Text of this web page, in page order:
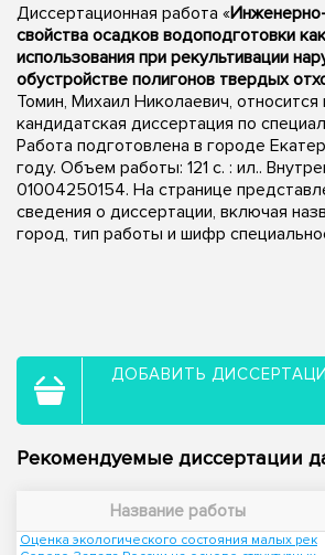
Диссертационная работа «
свойства осадков водоподготовки
использования при рекультивации
обустройстве полигонов твердых
Томин, Михаил Николаевич, относится
кандидатская диссертация по
Работа подготовлена в городе
году. Объем работы: 121 с. : ил..
01004250154. На странице
сведения о диссертации, включая
город, тип работы и шифр
ДОБАВИТЬ
Рекомендуемые диссертации
Название работы
Оценка экологического состояния малых рек